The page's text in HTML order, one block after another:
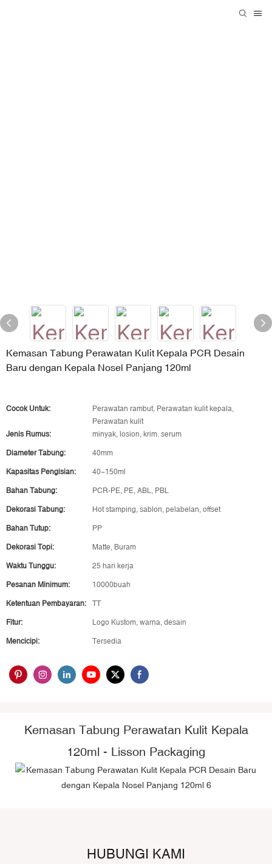
Kemasan Tabung Perawatan Kulit Kepala PCR Desain
Baru dengan Kepala Nosel Panjang 120ml
Cocok Untuk:
Perawatan rambut, Perawatan kulit kepala,
Perawatan kulit
Jenis Rumus:
minyak, losion, krim. serum
Diameter Tabung: 40mm
Kapasitas Pengisian: 40~150ml
Bahan Tabung: PCR-PE, PE, ABL, PBL
Dekorasi Tabung: Hot stamping, sablon, pelabelan, offset
Bahan Tutup: PP
Dekorasi Topi: Matte, Buram
Waktu Tunggu: 25 hari kerja
Pesanan Minimum: 10000buah
Ketentuan Pembayaran: TT
Fitur: Logo Kustom, warna, desain
Mencicipi: Tersedia
Kemasan Tabung Perawatan Kulit Kepala
120ml - Lisson Packaging
HUBUNGI KAMI